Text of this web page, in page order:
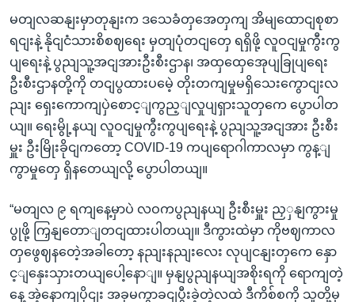
မတျလဆနျးမှာတုနျးက ဒသေခံတှအေတှကျ အိမျထောငျစုစာ
ရငျးနဲ့ နိုငျငံသားစိစဈရေး မှတျပုံတငျတှေ ရရှိဖို့ လူဝငျမှုကွီးကွ
ပျရေးနဲ့ ပွညျသူ့အငျအားဦးစီးဌာန၊ အထှထှေအေုပျခြုပျရေး
ဦးစီးဌာနတို့ကို တငျပွထားပမေဲ့ တိုးတကျမှုမရှိသေးကွောငျးလ
ညျး ရှေးကောကျပှဲစောင့ျကွည့ျလှုပျရှားသူတှကေ ပွောပါတ
ယျ။ ရေးမွို့နယျ လူဝငျမှုကွီးကွပျရေးနဲ့ ပွညျသူ့အငျအား ဦးစီး
မှူး ဦးမြိုးခိုငျကတော့ COVID-19 ကပျရောဂါကာလမှာ ကွန့ျ
ကွာမှုတှေ ရှိနတေယျလို့ ပွောပါတယျ။
“မတျလ ၉ ရကျနေ့မှာပဲ လဝကပွညျနယျ ဦးစီးမှူး ညှှနျကွားမှု
ပွုဖို့ ကြှနျတောျတငျထားပါတယျ။ ဒီကွားထဲမှာ ကိုဗဈကာလ
တှဖွေဈနတေဲ့အခါတော့ နညျးနညျးလေး လုပျငနျးတှကေ နှော
င့ျနှေးသှားတယျပေါ့နောျ။ မှနျပွညျနယျအစိုးရကို ရောကျတဲ့
နေ့ အဲ့နောကျပိုငျး အခုမကွာခငျပွီးခဲ့တဲ့လထဲ ဒီကိစ်စကို သူတို့မှ